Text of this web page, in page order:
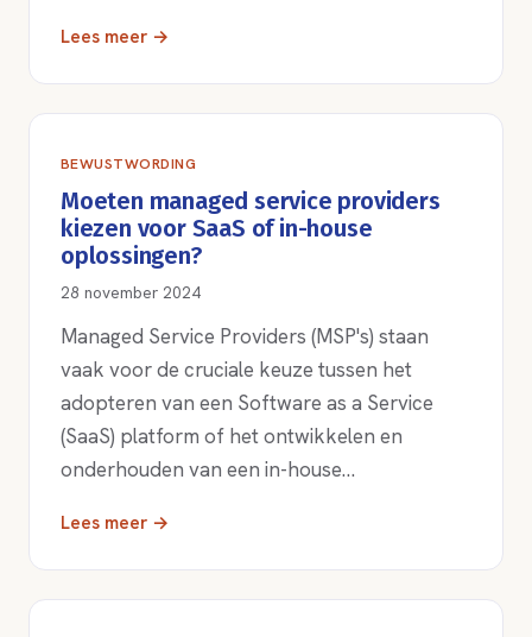
Lees meer →
BEWUSTWORDING
Moeten managed service providers
kiezen voor SaaS of in-house
oplossingen?
28 november 2024
Managed Service Providers (MSP's) staan
vaak voor de cruciale keuze tussen het
adopteren van een Software as a Service
(SaaS) platform of het ontwikkelen en
onderhouden van een in-house…
Lees meer →